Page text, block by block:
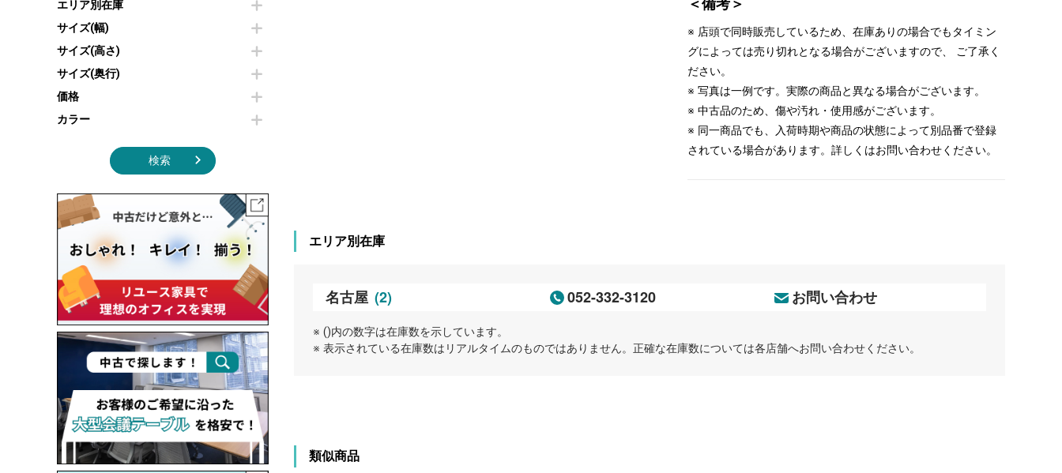
オフィスアクセサリーその他
ソファ
シェルフ
ダストボックス（ゴミ箱）
インテリア家具その他
液晶テレビ・モニター類
エアコン
照明機器
季節家電
その他キッチン家電・オフィス家電
エリア別在庫
サイズ(幅)
サイズ(高さ)
サイズ(奥行)
価格
カラー
検索
＜備考＞
※ 店頭で同時販売しているため、在庫ありの場合でもタイミン
グによっては売り切れとなる場合がございますので、 ご了承く
ださい。
※ 写真は一例です。実際の商品と異なる場合がございます。
※ 中古品のため、傷や汚れ・使用感がございます。
※ 同一商品でも、入荷時期や商品の状態によって別品番で登録
されている場合があります。詳しくはお問い合わせください。
エリア別在庫
名古屋 (2) 052-332-3120 お問い合わせ
※ ()内の数字は在庫数を示しています。
※ 表示されている在庫数はリアルタイムのものではありません。正確な在庫数については各店舗へお問い合わせください。
類似商品